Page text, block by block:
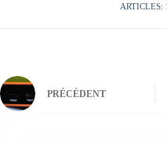
ARTICLES:
PRÉCÉDENT